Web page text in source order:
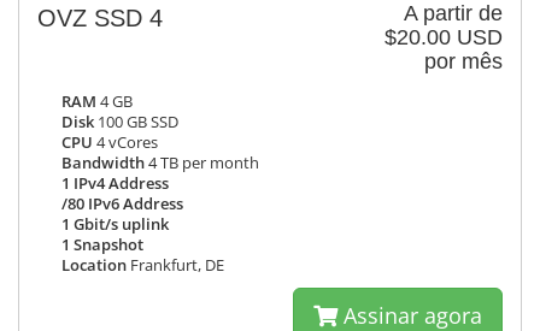
A partir de
$20.00 USD
por mês
OVZ SSD 4
RAM 4 GB
Disk 100 GB SSD
CPU 4 vCores
Bandwidth4 TB per month
1 IPv4 Address
/80 IPv6 Address
1 Gbit/s uplink
1 Snapshot
Location Frankfurt, DE
Assinar agora